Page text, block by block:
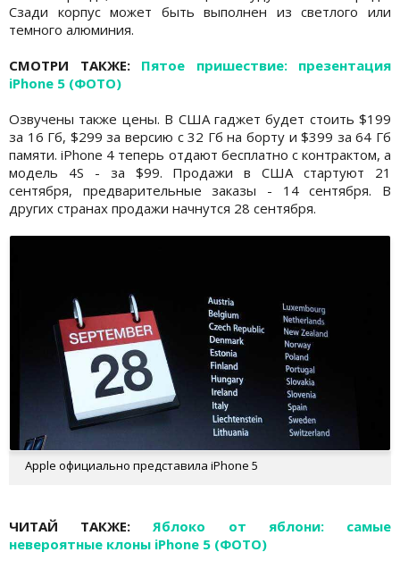
Сзади корпус может быть выполнен из светлого или
темного алюминия.
СМОТРИ ТАКЖЕ: Пятое пришествие: презентация
iPhone 5 (ФОТО)
Озвучены также цены. В США гаджет будет стоить $199
за 16 Гб, $299 за версию с 32 Гб на борту и $399 за 64 Гб
памяти. iPhone 4 теперь отдают бесплатно с контрактом, а
модель 4S - за $99. Продажи в США стартуют 21
сентября, предварительные заказы - 14 сентября. В
других странах продажи начнутся 28 сентября.
Apple официально представила iPhone 5
ЧИТАЙ ТАКЖЕ:Яблоко от яблони: самые
невероятные клоны iPhone 5 (ФОТО)